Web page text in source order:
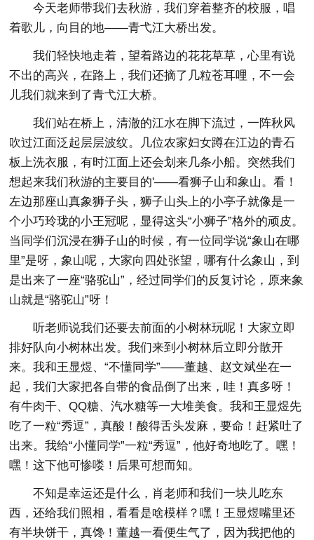
今天老师带我们去秋游，我们穿着整齐的校服，唱
着歌儿，向目的地——青弋江大桥出发。
我们轻快地走着，望着路边的花花草草，心里有说
不出的高兴，在路上，我们还摘了几粒苍耳哩，不一会
儿我们就来到了青弋江大桥。
我们站在桥上，清澈的江水在脚下流过，一阵秋风
吹过江面泛起层层波纹。几位农家妇女蹲在江边的青石
板上洗衣服，有时江面上还会划来几条小船。突然我们
想起来我们秋游的主要目的'——看狮子山和象山。看！
左边那座山真象狮子头，狮子山头上的小亭子就像是一
个小巧玲珑的小王冠呢，显得这头“小狮子”格外的顽皮。
当同学们沉浸在狮子山的时候，有一位同学说“象山在哪
里”是呀，象山呢，大家向四处张望，哪有什么象山，到
是出来了一座“骆驼山”，经过同学们的反复讨论，原来象
山就是“骆驼山”呀！
听老师说我们还要去前面的小树林玩呢！大家立即
排好队向小树林出发。我们来到小树林后立即分散开
来。我和王显煜、“不懂同学”——董越、赵文斌坐在一
起，我们大家把各自带的食品倒了出来，哇！真多呀！
有牛肉干、QQ糖、汽水糖等一大堆美食。我和王显煜先
吃了一粒“秀逗”，真酸！酸得舌头发麻，要命！赶紧吐了
出来。我给“小懂同学”一粒“秀逗”，他好奇地吃了。嘿！
嘿！这下他可惨喽！后果可想而知。
不知是幸运还是什么，肖老师和我们一块儿吃东
西，还给我们照相，看看是啥模样？嘿！王显煜嘴里还
有半块饼干，真馋！董越一看便生气了，因为我把他的